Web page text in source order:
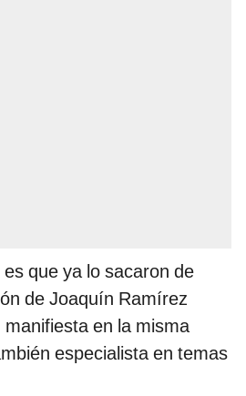
que ya lo sacaron de
de Joaquín Ramírez
en la misma
especialista en temas